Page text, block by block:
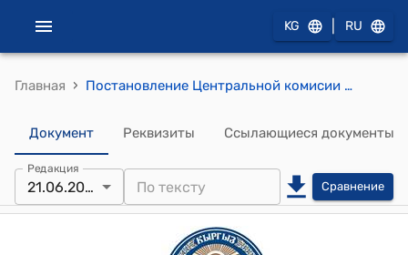
KG RU
Главная › Постановление Центральной комисии по выборам и проведению референдумов КР от 21 июня 2021 года № 538 "Об утверждении протоколов об итогах голосования и результатах выборов глав Новопавловского, Камышановского, Джаны-Пахтинского, Нижне-Чуйского и Ат-Башинского айыл окмоту Сокулукского района Чуйской области, состоявшихся 10, 11, 12, 15 июня 2021 года"
Документ Реквизиты Ссылающиеся документы
Редакция
21.06.2021 Сравнение